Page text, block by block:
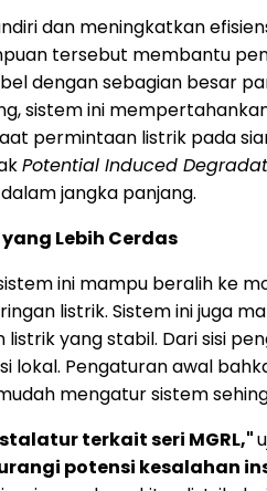
dan meningkatkan
tersebut membantu
dengan sebagian besar
sistem ini
permintaan listrik pada
Potential Induced
jangka panjang.
Lebih Cerdas
ini mampu beralih ke
listrik. Sistem ini juga
yang stabil. Dari sisi
lokal. Pengaturan awal
mengatur sistem
terkait seri MGRL,"
potensi kesalahan